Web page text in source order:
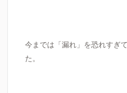
今までは「漏れ」を恐れすぎ
た。